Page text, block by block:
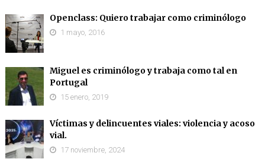
Openclass: Quiero trabajar como criminólogo
1 mayo, 2016
Miguel es criminólogo y trabaja como tal en
Portugal
15 enero, 2019
Víctimas y delincuentes viales: violencia y acoso
vial.
17 noviembre, 2024